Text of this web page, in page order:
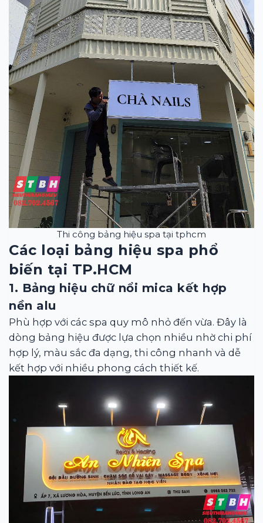
Thi công bảng hiệu spa tại tphcm
Các loại bảng hiệu spa phổ
biến tại TP.HCM
1. Bảng hiệu chữ nổi mica kết hợp
nền alu
Phù hợp với các spa quy mô nhỏ đến vừa. Đây là
dòng bảng hiệu được lựa chọn nhiều nhờ chi phí
hợp lý, màu sắc đa dạng, thi công nhanh và dễ
kết hợp với nhiều phong cách thiết kế.